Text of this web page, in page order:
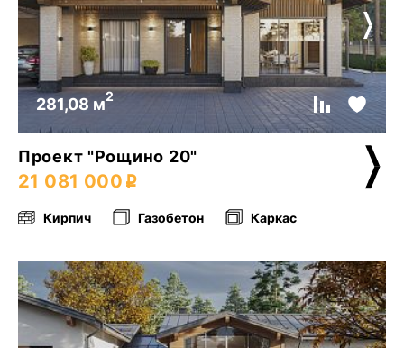
281,08 м2
Проект "Рощино 20"
21 081 000
Кирпич Газобетон Каркас